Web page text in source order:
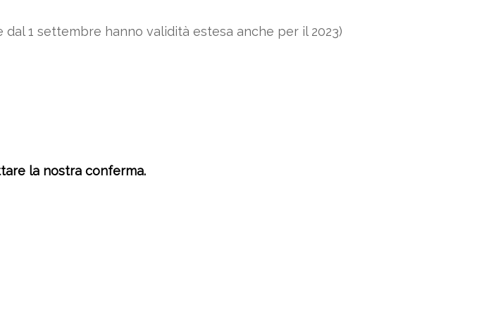
1 settembre hanno validità estesa anche per il 2023)
la nostra conferma.